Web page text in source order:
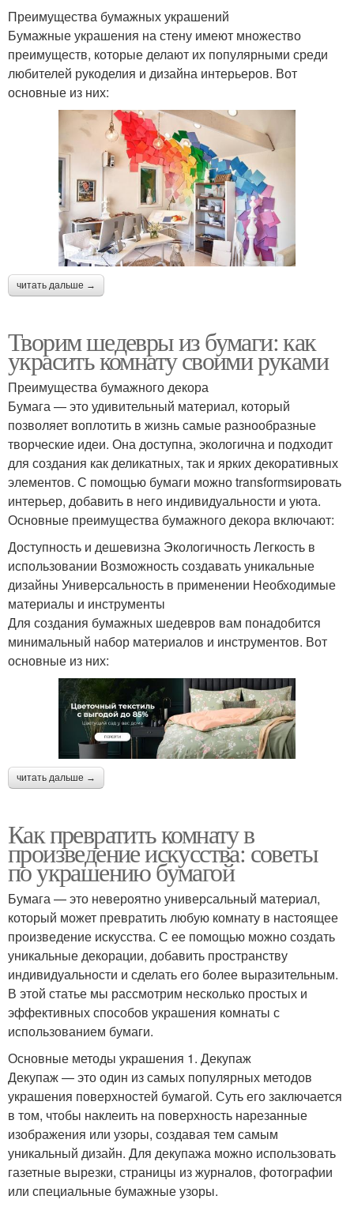
Преимущества бумажных украшений
Бумажные украшения на стену имеют множество
преимуществ, которые делают их популярными среди
любителей рукоделия и дизайна интерьеров. Вот
основные из них:
читать дальше →
Творим шедевры из бумаги: как
украсить комнату своими руками
Преимущества бумажного декора
Бумага — это удивительный материал, который
позволяет воплотить в жизнь самые разнообразные
творческие идеи. Она доступна, экологична и подходит
для создания как деликатных, так и ярких декоративных
элементов. С помощью бумаги можно transformsировать
интерьер, добавить в него индивидуальности и уюта.
Основные преимущества бумажного декора включают:
Доступность и дешевизна Экологичность Легкость в
использовании Возможность создавать уникальные
дизайны Универсальность в применении Необходимые
материалы и инструменты
Для создания бумажных шедевров вам понадобится
минимальный набор материалов и инструментов. Вот
основные из них:
читать дальше →
Как превратить комнату в
произведение искусства: советы
по украшению бумагой
Бумага — это невероятно универсальный материал,
который может превратить любую комнату в настоящее
произведение искусства. С ее помощью можно создать
уникальные декорации, добавить пространству
индивидуальности и сделать его более выразительным.
В этой статье мы рассмотрим несколько простых и
эффективных способов украшения комнаты с
использованием бумаги.
Основные методы украшения 1. Декупаж
Декупаж — это один из самых популярных методов
украшения поверхностей бумагой. Суть его заключается
в том, чтобы наклеить на поверхность нарезанные
изображения или узоры, создавая тем самым
уникальный дизайн. Для декупажа можно использовать
газетные вырезки, страницы из журналов, фотографии
или специальные бумажные узоры.